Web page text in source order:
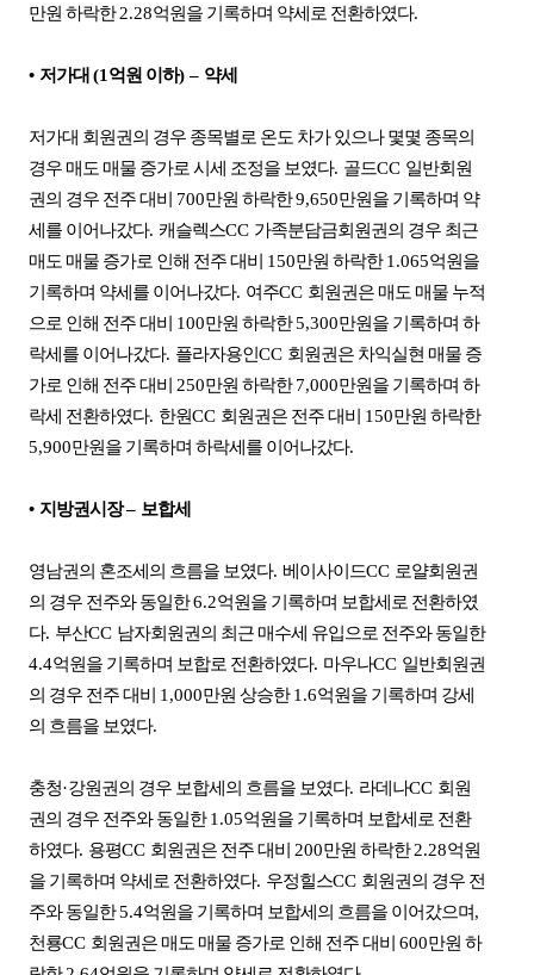
만원 하락한2.28억원을 기록하며 약세로 전환하였다.
• 저가대 (1 억원 이하)– 약세
저가대 회원권의 경우 종목별로 온도 차가 있으나 몇몇 종목의
경우 매도 매물 증가로 시세 조정을 보였다. 골드CC 일반회원
권의 경우 전주 대비 700만원 하락한9,650만원을 기록하며 약
세를 이어나갔다. 캐슬렉스CC 가족분담금회원권의 경우 최근
매도 매물 증가로 인해 전주 대비 150만원 하락한1.065억원을
기록하며 약세를 이어나갔다. 여주CC 회원권은 매도 매물 누적
으로 인해 전주 대비 100만원 하락한5,300만원을 기록하며 하
락세를 이어나갔다. 플라자용인 CC 회원권은 차익실현 매물 증
가로 인해 전주 대비 250만원 하락한7,000만원을 기록하며 하
락세 전환하였다. 한원CC 회원권은 전주 대비 150만원 하락한
5,900만원을 기록하며 하락세를 이어나갔다.
• 지방권시장– 보합세
영남권의 혼조세의 흐름을 보였다. 베이사이드CC 로얄회원권
의 경우 전주와 동일한6.2억원을 기록하며 보합세로 전환하였
다. 부산CC 남자회원권의 최근 매수세 유입으로 전주와 동일한
4.4억원을 기록하며 보합로 전환하였다. 마우나CC 일반회원권
의 경우 전주 대비 1,000만원 상승한1.6억원을 기록하며 강세
의 흐름을 보였다.
충청·강원권의 경우 보합세의 흐름을 보였다. 라데나CC 회원
권의 경우 전주와 동일한1.05억원을 기록하며 보합세로 전환
하였다. 용평CC 회원권은 전주 대비 200만원 하락한2.28억원
을 기록하며 약세로 전환하였다. 우정힐스CC 회원권의 경우 전
주와 동일한5.4억원을 기록하며 보합세의 흐름을 이어갔으며,
천룡CC 회원권은 매도 매물 증가로 인해 전주 대비 600만원 하